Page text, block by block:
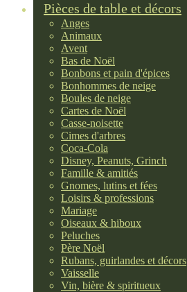
Pièces de table et décors
Anges
Animaux
Avent
Bas de Noël
Bonbons et pain d'épices
Bonhommes de neige
Boules de neige
Cartes de Noël
Casse-noisette
Cimes d'arbres
Coca-Cola
Disney, Peanuts, Grinch
Famille & amitiés
Gnomes, lutins et fées
Loisirs & professions
Mariage
Oiseaux & hiboux
Peluches
Père Noël
Rubans, guirlandes et décors
Vaisselle
Vin, bière & spiritueux